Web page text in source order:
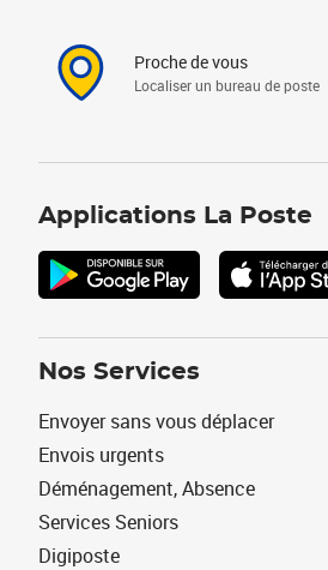
Proche de vous
Localiser un bureau de poste
Applications La Poste
Nos Services
Envoyer sans vous déplacer
Envois urgents
Déménagement, Absence
Services Seniors
Digiposte